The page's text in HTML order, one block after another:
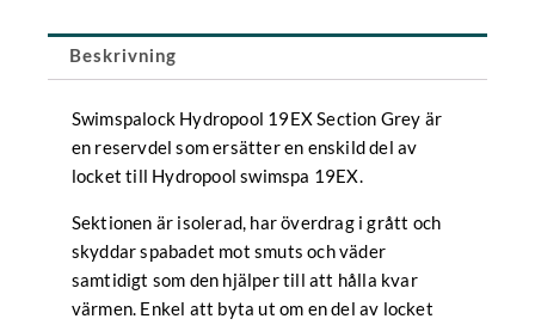
Beskrivning
Swimspalock Hydropool 19EX Section Grey är
en reservdel som ersätter en enskild del av
locket till Hydropool swimspa 19EX.
Sektionen är isolerad, har överdrag i grått och
skyddar spabadet mot smuts och väder
samtidigt som den hjälper till att hålla kvar
värmen. Enkel att byta ut om en del av locket